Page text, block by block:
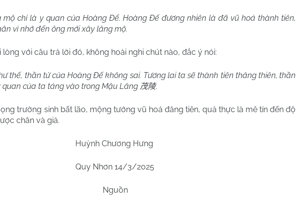
mộ chỉ là y quan của Hoàng Đế. Hoàng Đế đương nhiên là đã vũ hoá thành tiên,
vì nhớ đến ông mới xây lăng mộ.
lòng với câu trả lời đó, không hoài nghi chút nào, đắc ý nói:
thế, thần tử của Hoàng Đế không sai. Tương lai ta sẽ thành tiên thăng thiên, thần
của ta táng vào trong Mậu Lăng 茂陵.
trường sinh bất lão, mộng tưởng vũ hoá đăng tiên, quả thực là mê tín đến độ
chân và giả.
Huỳnh Chương Hưng
Quy Nhơn 14/3/2025
Nguồn